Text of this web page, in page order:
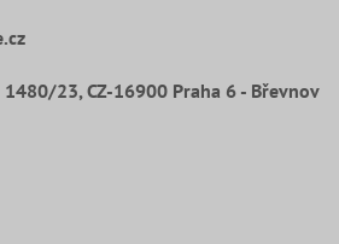
23, CZ-16900 Praha 6 - Břevnov